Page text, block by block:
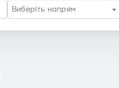
Виберіть напрям